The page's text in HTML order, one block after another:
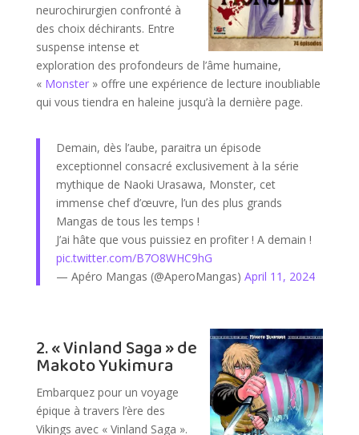
neurochirurgien confronté à
des choix déchirants. Entre
suspense intense et
exploration des profondeurs de l’âme humaine,
« Monster» offre une expérience de lecture inoubliable
qui vous tiendra en haleine jusqu’à la dernière page.
Demain, dès l’aube, paraitra un épisode
exceptionnel consacré exclusivement à la série
mythique de Naoki Urasawa, Monster, cet
immense chef d’œuvre, l’un des plus grands
Mangas de tous les temps !
J’ai hâte que vous puissiez en profiter ! A demain !
pic.twitter.com/B7O8WHC9hG
— Apéro Mangas (@AperoMangas) April 11, 2024
2. « Vinland Saga » de
Makoto Yukimura
Embarquez pour un voyage
épique à travers l’ère des
Vikings avec « Vinland Saga ».